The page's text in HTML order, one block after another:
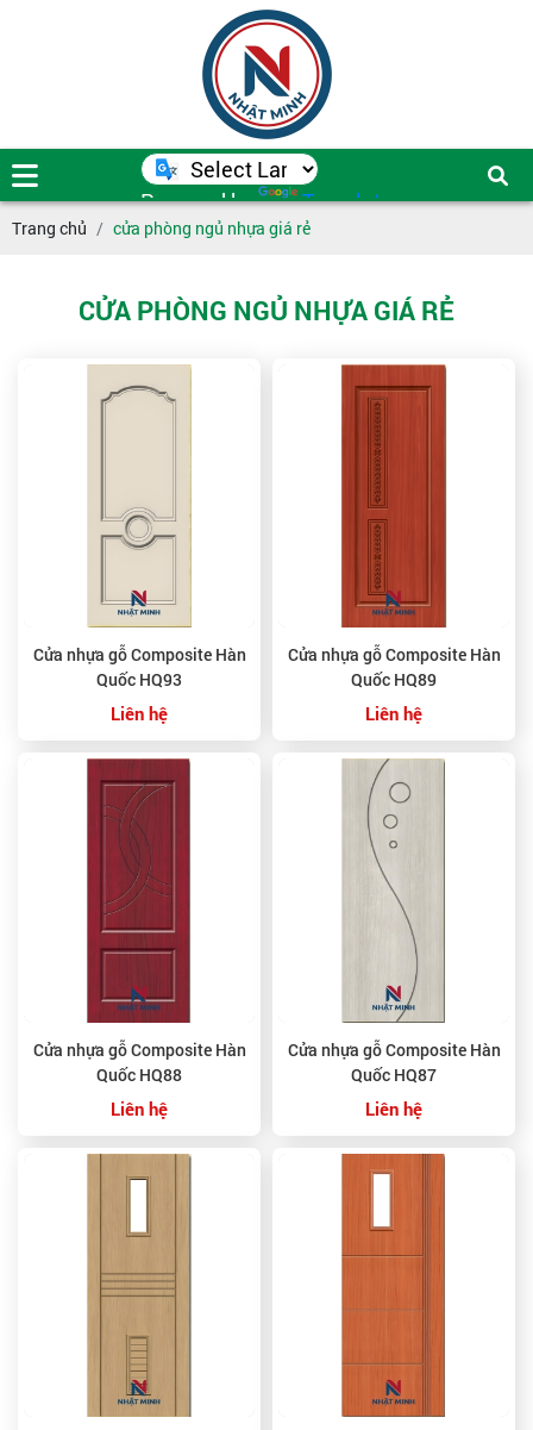
Powered by Translate
Trang chủ cửa phòng ngủ nhựa giá rẻ
CỬA PHÒNG NGỦ NHỰA GIÁ RẺ
Cửa nhựa gỗ Composite Hàn
Quốc HQ93
Liên hệ
Cửa nhựa gỗ Composite Hàn
Quốc HQ89
Liên hệ
Cửa nhựa gỗ Composite Hàn
Quốc HQ88
Liên hệ
Cửa nhựa gỗ Composite Hàn
Quốc HQ87
Liên hệ